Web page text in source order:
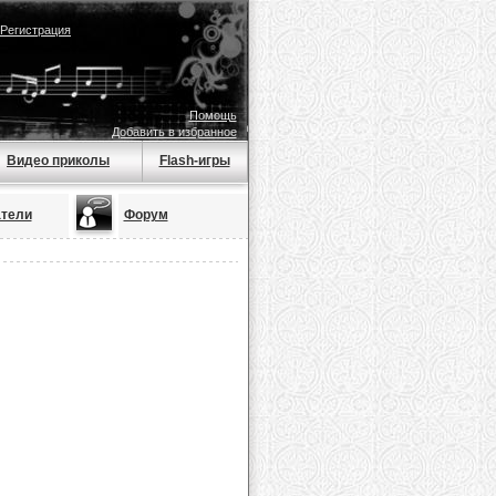
Регистрация
Помощь
Добавить в избранное
Видео приколы Flash-игры
Форум